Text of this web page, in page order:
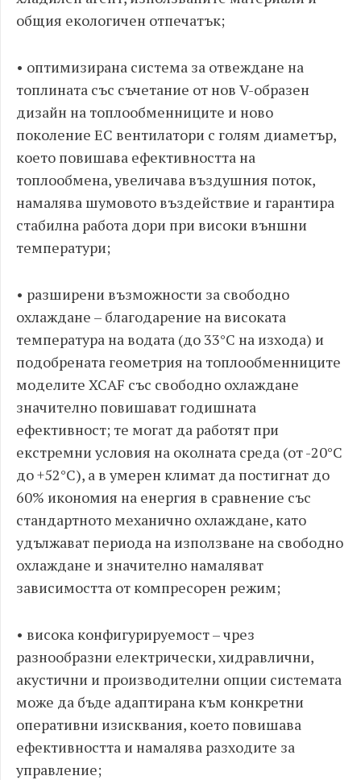
общия екологичен отпечатък;
• оптимизирана система за отвеждане на
топлината със съчетание от нов V-образен
дизайн на топлообменниците и ново
поколение EC вентилатори с голям диаметър,
което повишава ефективността на
топлообмена, увеличава въздушния поток,
намалява шумовото въздействие и гарантира
стабилна работа дори при високи външни
температури;
• разширени възможности за свободно
охлаждане – благодарение на високата
температура на водата (до 33°C на изхода) и
подобрената геометрия на топлообменниците
моделите XCAF със свободно охлаждане
значително повишават годишната
ефективност; те могат да работят при
екстремни условия на околната среда (от -20°C
до +52°C), а в умерен климат да постигнат до
60% икономия на енергия в сравнение със
стандартното механично охлаждане, като
удължават периода на използване на свободно
охлаждане и значително намаляват
зависимостта от компресорен режим;
• висока конфигурируемост – чрез
разнообразни електрически, хидравлични,
акустични и производителни опции системата
може да бъде адаптирана към конкретни
оперативни изисквания, което повишава
ефективността и намалява разходите за
управление;